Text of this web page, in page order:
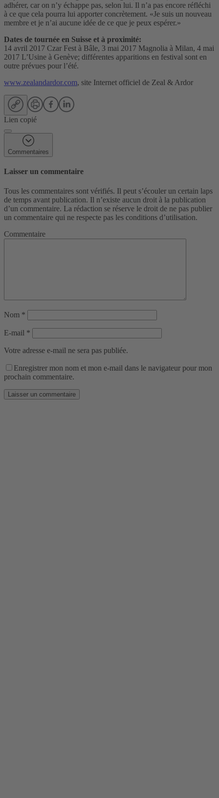
adhérer, car on n’y échappe pas, selon lui. Il n’a pas encore réfléchi
à ce que cela pourra lui apporter concrètement. «Je suis un nouveau
membre et je n’ai aucune idée de ce que je peux espérer.»
Dates de tournée en Suisse et à proximité:
14 avril 2017 Czar Fest à Bâle, 3 mai 2017 Magnolia à Milan, 4 mai
2017 L’Usine à Genève; différentes apparitions en festival sont en
outre prévues pour l’été.
www.zealandardor.com, site Internet officiel de Zeal & Ardor
Lien copié
Commentaires
Laisser un commentaire
Tous les commentaires sont vérifiés. Il peut s’écouler un certain laps
de temps avant publication. Il n’existe aucun droit à la publication
d’un commentaire. La rédaction se réserve le droit de ne pas publier
un commentaire qui ne respecte pas les conditions d’utilisation.
Commentaire
Nom *
E-mail *
Votre adresse e-mail ne sera pas publiée.
Enregistrer mon nom et mon e-mail dans le navigateur pour mon
prochain commentaire.